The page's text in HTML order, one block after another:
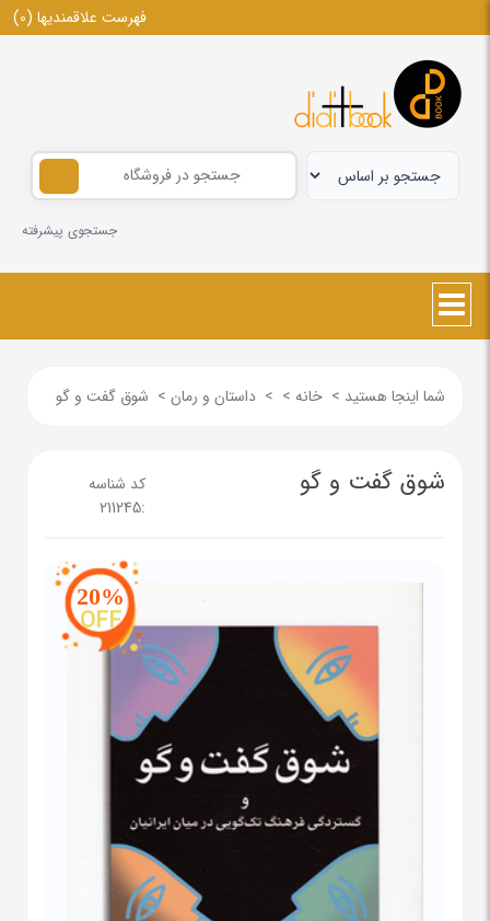
فهرست علاقمندیها (0)
جستجوی پیشرفته
شما اینجا هستید > خانه >
> داستان و رمان > شوق گفت و گو
شوق گفت و گو
کد شناسه
:
211245
20%
OFF